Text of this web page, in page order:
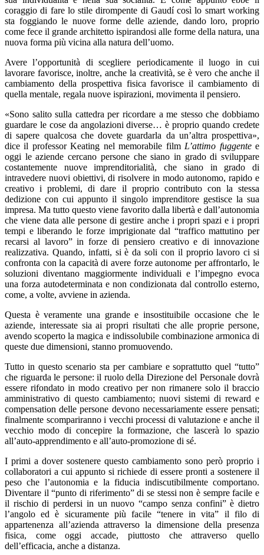
coraggio di fare lo stile dirompente di Gaudí così lo smart working
sta foggiando le nuove forme delle aziende, dando loro, proprio
come fece il grande architetto ispirandosi alle forme della natura, una
nuova forma più vicina alla natura dell’uomo.
Avere l’opportunità di scegliere periodicamente il luogo in cui
lavorare favorisce, inoltre, anche la creatività, se è vero che anche il
cambiamento della prospettiva fisica favorisce il cambiamento di
quella mentale, regala nuove ispirazioni, movimenta il pensiero.
«Sono salito sulla cattedra per ricordare a me stesso che dobbiamo
guardare le cose da angolazioni diverse… è proprio quando credete
di sapere qualcosa che dovete guardarla da un’altra prospettiva»,
dice il professor Keating nel memorabile film L’attimo fuggentee
oggi le aziende cercano persone che siano in grado di sviluppare
costantemente nuove imprenditorialità, che siano in grado di
intravedere nuovi obiettivi, di risolvere in modo autonomo, rapido e
creativo i problemi, di dare il proprio contributo con la stessa
dedizione con cui appunto il singolo imprenditore gestisce la sua
impresa. Ma tutto questo viene favorito dalla libertà e dall’autonomia
che viene data alle persone di gestire anche i propri spazi e i propri
tempi e liberando le forze imprigionate dal “traffico mattutino per
recarsi al lavoro” in forze di pensiero creativo e di innovazione
realizzativa. Quando, infatti, si è da soli con il proprio lavoro ci si
confronta con la capacità di avere forze autonome per affrontarlo, le
soluzioni diventano maggiormente individuali e l’impegno evoca
una forza autodeterminata e non condizionata dal controllo esterno,
come, a volte, avviene in azienda.
Questa è veramente una grande e insostituibile occasione che le
aziende, interessate sia ai propri risultati che alle proprie persone,
avendo scoperto la magica e indissolubile combinazione armonica di
queste due dimensioni, stanno promuovendo.
Tutto in questo scenario sta per cambiare e soprattutto quel “tutto”
che riguarda le persone: il ruolo della Direzione del Personale dovrà
essere rifondato in modo creativo per non rimanere solo il braccio
amministrativo di questo cambiamento; nuovi sistemi di reward e
compensation delle persone devono necessariamente essere pensati;
finalmente scompariranno i vecchi processi di valutazione e anche il
vecchio modo di concepire la formazione, che lascerà lo spazio
all’auto-apprendimento e all’auto-promozione di sé.
I primi a dover sostenere questo cambiamento sono però proprio i
collaboratori a cui appunto si richiede di essere pronti a sostenere il
peso che l’autonomia e la fiducia indiscutibilmente comportano.
Diventare il “punto di riferimento” di se stessi non è sempre facile e
il rischio di perdersi in un nuovo “campo senza confini” è dietro
l’angolo ed è sicuramente più facile “tenere in vita” il filo di
appartenenza all’azienda attraverso la dimensione della presenza
fisica, come oggi accade, piuttosto che attraverso quello
dell’efficacia, anche a distanza.